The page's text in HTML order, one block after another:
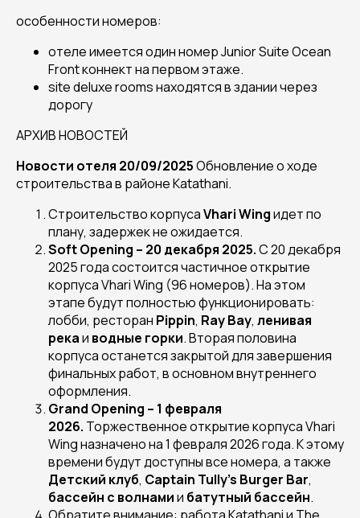
особенности номеров:
отеле имеется один номер Junior Suite Ocean
Front коннект на первом этаже.
site deluxe rooms находятся в здании через
дорогу
АРХИВ НОВОСТЕЙ
Новости отеля 20/09/2025Обновление о ходе
строительства в районе Katathani.
Строительство корпусаVhari Wingидет по
плану, задержек не ожидается.
Soft Opening – 20 декабря 2025.С 20 декабря
2025 года состоится частичное открытие
корпуса Vhari Wing (96 номеров). На этом
этапе будут полностью функционировать:
лобби, ресторан Pippin, Ray Bay, ленивая
рекаи водные горки. Вторая половина
корпуса останется закрытой для завершения
финальных работ, в основном внутреннего
оформления.
Grand Opening – 1 февраля
2026. Торжественное открытие корпуса Vhari
Wing назначено на 1 февраля 2026 года. К этому
времени будут доступны все номера, а также
Детский клуб, Captain Tully’s Burger Bar,
бассейн с волнамии батутный бассейн.